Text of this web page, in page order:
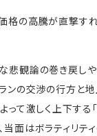
格の高騰が直撃す
観論の巻き戻し
ンの交渉の行方と
て激しく上下す
面はボラティリテ